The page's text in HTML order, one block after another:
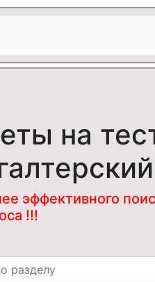
на
эффективного
!!!